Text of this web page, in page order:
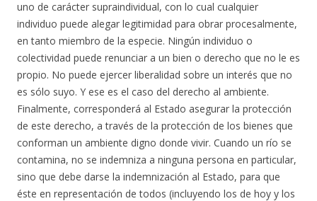
uno de carácter supraindividual, con lo cual cualquier
individuo puede alegar legitimidad para obrar procesalmente,
en tanto miembro de la especie. Ningún individuo o
colectividad puede renunciar a un bien o derecho que no le es
propio. No puede ejercer liberalidad sobre un interés que no
es sólo suyo. Y ese es el caso del derecho al ambiente.
Finalmente, corresponderá al Estado asegurar la protección
de este derecho, a través de la protección de los bienes que
conforman un ambiente digno donde vivir. Cuando un río se
contamina, no se indemniza a ninguna persona en particular,
sino que debe darse la indemnización al Estado, para que
éste en representación de todos (incluyendo los de hoy y los